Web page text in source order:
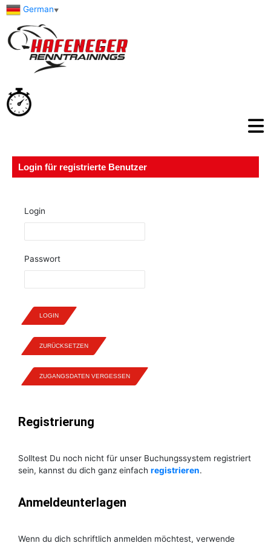
German▼
Login für registrierte Benutzer
Login
Passwort
LOGIN
ZURÜCKSETZEN
ZUGANGSDATEN VERGESSEN
Registrierung
Solltest Du noch nicht für unser Buchungssystem registriert
sein, kannst du dich ganz einfach registrieren.
Anmeldeunterlagen
Wenn du dich schriftlich anmelden möchtest, verwende